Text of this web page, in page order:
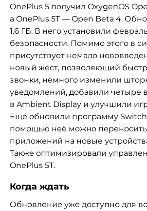
OnePlus 5 получил OxygenOS
а OnePlus 5T — Open Beta 4.
1.6 ГБ. В него установили
безопасности. Помимо этого в
присутствует немало
новый жест, позволяющий
звонки, немного изменили
уведомлений, добавили четыре
в Ambient Display и улучшили
Ещё обновили программу
помощью неё можно
приложений на новые
Также оптимизировали
OnePlus 5T.
Когда ждать
Обновление уже доступно для